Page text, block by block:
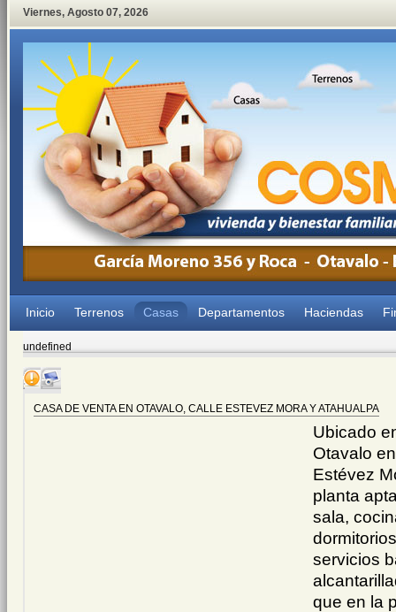
Viernes, Agosto 07, 2026
Inicio Terrenos Casas Departamentos Haciendas
undefined
CASA DE VENTA EN OTAVALO, CALLE ESTEVEZ MORA Y ATAHUALPA
Ubicado
Otavalo
Estévez
planta
sala,
servicios
que en la